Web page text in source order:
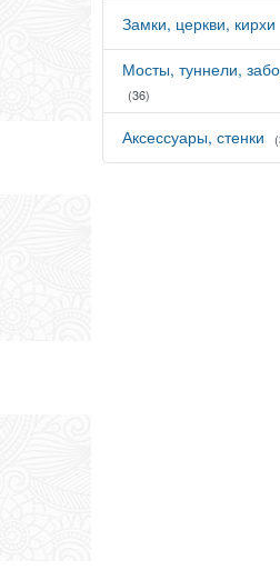
Замки, церкви, кирхи
Мосты, туннели,
(36)
Аксессуары, стенки